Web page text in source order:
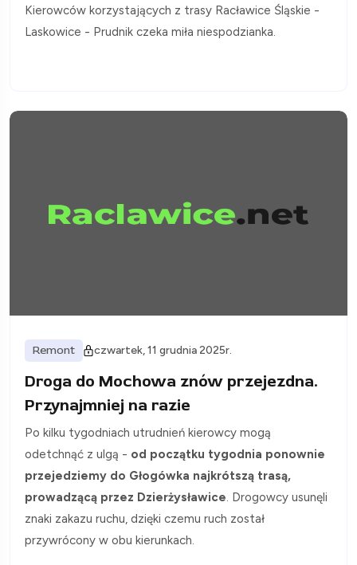
Kierowców korzystających z trasy Racławice Śląskie -
Laskowice - Prudnik czeka miła niespodzianka.
Remont czwartek, 11 grudnia 2025r.
Droga do Mochowa znów przejezdna.
Przynajmniej na razie
Po kilku tygodniach utrudnień kierowcy mogą
odetchnąć z ulgą - od początku tygodnia ponownie
przejedziemy do Głogówka najkrótszą trasą,
prowadzącą przez Dzierżysławice. Drogowcy usunęli
znaki zakazu ruchu, dzięki czemu ruch został
przywrócony w obu kierunkach.